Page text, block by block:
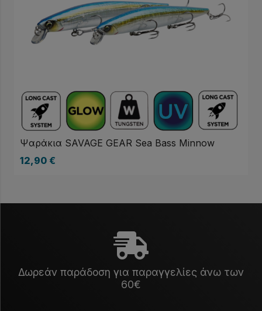
Ψαράκια SAVAGE GEAR Sea Bass Minnow
12,90 €
Δωρεάν παράδοση για παραγγελίες άνω των
60€